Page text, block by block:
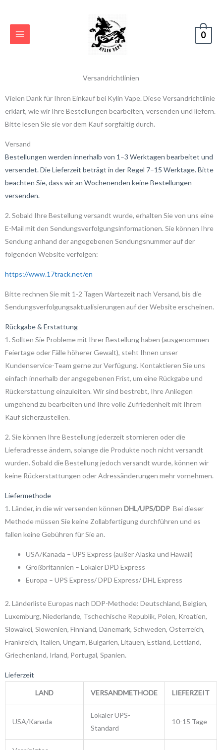
springen
0
Versandrichtlinien
Vielen Dank für Ihren Einkauf bei Kylin Vape. Diese Versandrichtlinie
erklärt, wie wir Ihre Bestellungen bearbeiten, versenden und liefern.
Bitte lesen Sie sie vor dem Kauf sorgfältig durch.
Versand
Bestellungen werden innerhalb von 1–3 Werktagen bearbeitet und
versendet. Die Lieferzeit beträgt in der Regel 7–15 Werktage. Bitte
beachten Sie, dass wir an Wochenenden keine Bestellungen
versenden.
2. Sobald Ihre Bestellung versandt wurde, erhalten Sie von uns eine
E-Mail mit den Sendungsverfolgungsinformationen. Sie können Ihre
Sendung anhand der angegebenen Sendungsnummer auf der
folgenden Website verfolgen:
https://www.17track.net/en
Bitte rechnen Sie mit 1-2 Tagen Wartezeit nach Versand, bis die
Sendungsverfolgungsaktualisierungen auf der Website erscheinen.
Rückgabe & Erstattung
1. Sollten Sie Probleme mit Ihrer Bestellung haben (ausgenommen
Feiertage oder Fälle höherer Gewalt), steht Ihnen unser
Kundenservice-Team gerne zur Verfügung. Kontaktieren Sie uns
einfach innerhalb der angegebenen Frist, um eine Rückgabe und
Rückerstattung einzuleiten. Wir sind bestrebt, Ihre Anliegen
umgehend zu bearbeiten und Ihre volle Zufriedenheit mit Ihrem
Kauf sicherzustellen.
2. Sie können Ihre Bestellung jederzeit stornieren oder die
Lieferadresse ändern, solange die Produkte noch nicht versandt
wurden. Sobald die Bestellung jedoch versandt wurde, können wir
keine Rückerstattungen oder Adressänderungen mehr vornehmen.
Liefermethode
1. Länder, in die wir versenden können DHL/UPS/DDP Bei dieser
Methode müssen Sie keine Zollabfertigung durchführen und es
fallen keine Gebühren für Sie an.
USA/Kanada – UPS Express (außer Alaska und Hawaii)
Großbritannien – Lokaler DPD Express
Europa – UPS Express/ DPD Express/ DHL Express
2. Länderliste Europas nach DDP-Methode: Deutschland, Belgien,
Luxemburg, Niederlande, Tschechische Republik, Polen, Kroatien,
Slowakei, Slowenien, Finnland, Dänemark, Schweden, Österreich,
Frankreich, Italien, Ungarn, Bulgarien, Litauen, Estland, Lettland,
Griechenland, Irland, Portugal, Spanien.
Lieferzeit
LAND VERSANDMETHODE LIEFERZEIT
USA/Kanada
Lokaler UPS-
Standard
10-15 Tage